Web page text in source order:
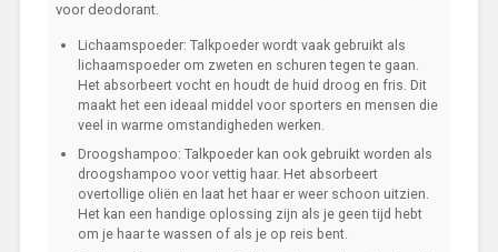
voor deodorant.
Lichaamspoeder: Talkpoeder wordt vaak gebruikt als
lichaamspoeder om zweten en schuren tegen te gaan.
Het absorbeert vocht en houdt de huid droog en fris. Dit
maakt het een ideaal middel voor sporters en mensen die
veel in warme omstandigheden werken.
Droogshampoo: Talkpoeder kan ook gebruikt worden als
droogshampoo voor vettig haar. Het absorbeert
overtollige oliën en laat het haar er weer schoon uitzien.
Het kan een handige oplossing zijn als je geen tijd hebt
om je haar te wassen of als je op reis bent.